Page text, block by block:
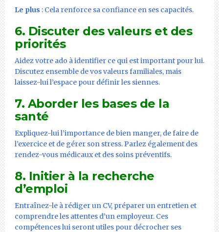
Le plus : Cela renforce sa confiance en ses capacités.
6. Discuter des valeurs et des
priorités
Aidez votre ado à identifier ce qui est important pour lui.
Discutez ensemble de vos valeurs familiales, mais
laissez-lui l’espace pour définir les siennes.
7. Aborder les bases de la
santé
Expliquez-lui l’importance de bien manger, de faire de
l’exercice et de gérer son stress. Parlez également des
rendez-vous médicaux et des soins préventifs.
8. Initier à la recherche
d’emploi
Entraînez-le à rédiger un CV, préparer un entretien et
comprendre les attentes d’un employeur. Ces
compétences lui seront utiles pour décrocher ses